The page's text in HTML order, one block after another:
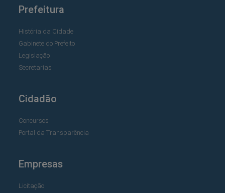
Prefeitura
História da Cidade
Gabinete do Prefeito
Legislação
Secretarias
Cidadão
Concursos
Portal da Transparência
Empresas
Licitação